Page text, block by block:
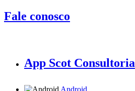
Fale conosco
App Scot Consultoria
Android